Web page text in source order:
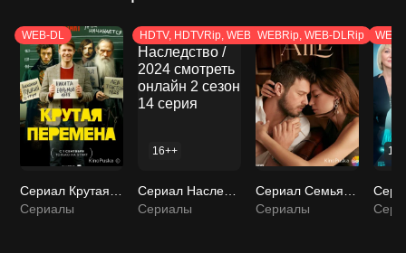
WEB-DL
Сериалы
HDTV, HDTVRip, WEB-DL
16++
Сериалы
WEBRip, WEB-DLRip
Сериалы
WEB-